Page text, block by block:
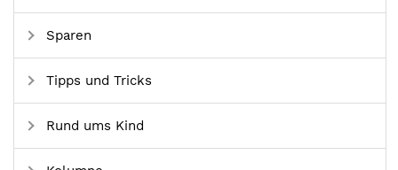
Sparen
Tipps und Tricks
Rund ums Kind